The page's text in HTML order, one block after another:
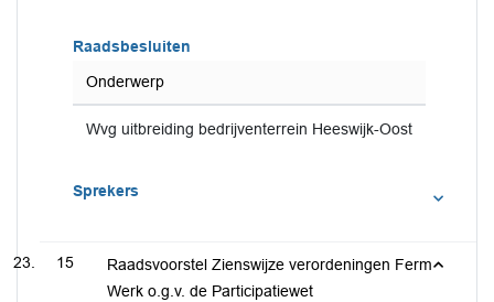
Raadsbesluiten
Onderwerp
Wvg uitbreiding bedrijventerrein Heeswijk-Oost
Sprekers
15
Raadsvoorstel Zienswijze verordeningen Ferm
Werk o.g.v. de Participatiewet